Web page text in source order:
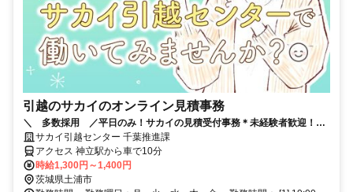
引越のサカイのオンライン見積事務
＼ 多数採用 ／平日のみ！サカイの見積受付事務＊未経験者歓迎！週
2日・1日4H～でプライベート充実！
サカイ引越センター 千葉推進課
アクセス 神立駅から車で10分
時給1,300円～1,400円
茨城県土浦市